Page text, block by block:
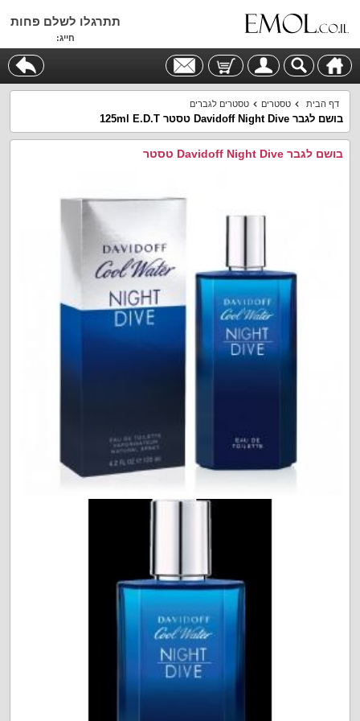
תתרגלו לשלם פחות
חייג:
דף הבית טסטרים טסטרים לגברים
בושם לגבר Davidoff Night Dive טסטר 125ml E.D.T
בושם לגבר Davidoff Night Dive טסטר